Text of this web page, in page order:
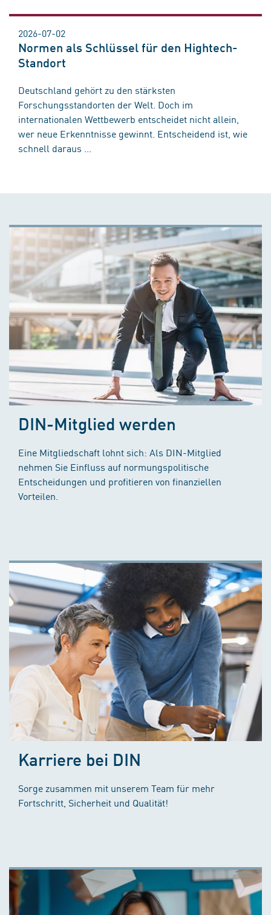
2026-07-02
Normen als Schlüssel für den Hightech-
Standort
Deutschland gehört zu den stärksten
Forschungsstandorten der Welt. Doch im
internationalen Wettbewerb entscheidet nicht allein,
wer neue Erkenntnisse gewinnt. Entscheidend ist, wie
schnell daraus ...
DIN-Mitglied werden
Eine Mitgliedschaft lohnt sich: Als DIN-Mitglied
nehmen Sie Einfluss auf normungspolitische
Entscheidungen und profitieren von finanziellen
Vorteilen.
Karriere bei DIN
Sorge zusammen mit unserem Team für mehr
Fortschritt, Sicherheit und Qualität!